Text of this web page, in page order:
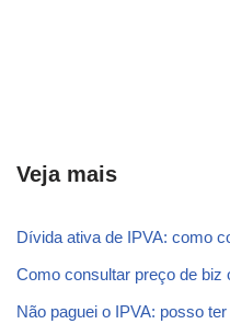
Veja mais
Dívida ativa de IPVA: como
Como consultar preço de biz
Não paguei o IPVA: posso